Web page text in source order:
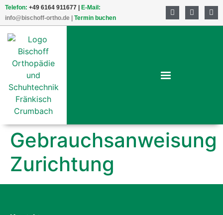
Telefon: +49 6164 911677 |
E-Mail:
info@bischoff-ortho.de
Termin buchen
Gebrauchsanweisung
Zurichtung